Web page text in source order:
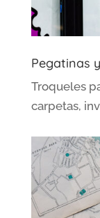
Pegatinas
Troqueles
carpetas,